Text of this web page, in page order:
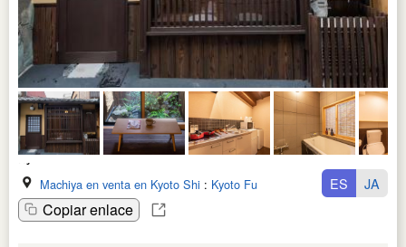
Machiya en venta en Kyoto Shi : Kyoto Fu
Copiar enlace
ES JA